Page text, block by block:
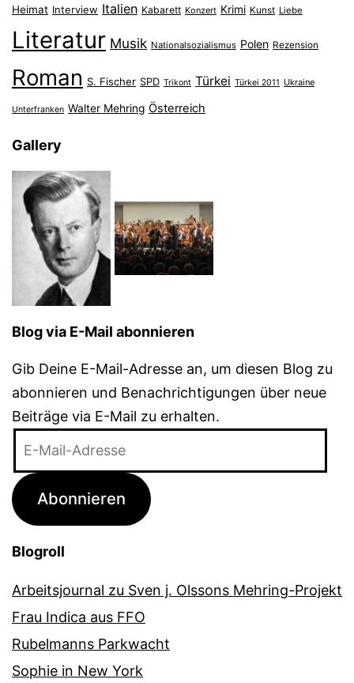
Heimat Interview Italien Kabarett Konzert Krimi Kunst Liebe
Literatur Musik Nationalsozialismus Polen Rezension
Roman S. Fischer SPD Trikont Türkei Türkei 2011 Ukraine
Unterfranken Walter Mehring Österreich
Gallery
Blog via E-Mail abonnieren
Gib Deine E-Mail-Adresse an, um diesen Blog zu
abonnieren und Benachrichtigungen über neue
Beiträge via E-Mail zu erhalten.
Adresse
Abonnieren
Blogroll
Arbeitsjournal zu Sven j. Olssons Mehring-Projekt
Frau Indica aus FFO
Rubelmanns Parkwacht
Sophie in New York